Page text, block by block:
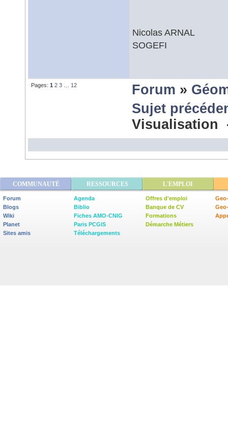
Nicolas ARNAL
SOGEFI
Pages: 1 2 3 12 Forum »
Sujet
COMMUNAUTÉ RESSOURCES L'EMPLOI
Forum
Blogs
Wiki
Planet
Sites amis
Agenda
Biblio
Fiches AMO-CNIG
Paris PCGIS
Téléchargements
Offres d'emploi
Banque de CV
Formations
Démarche Métiers